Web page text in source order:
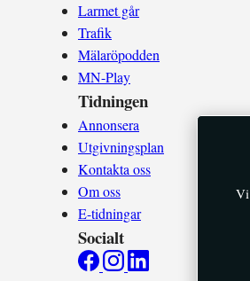
Larmet går
Trafik
Mälaröpodden
MN-Play
Tidningen
Annonsera
Utgivningsplan
Kontakta oss
Om oss
E-tidningar
Socialt
Vi